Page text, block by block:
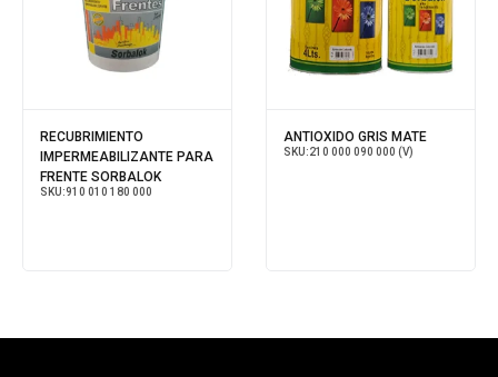
RECUBRIMIENTO
IMPERMEABILIZANTE PARA
FRENTE SORBALOK
SKU:910 010 180 000
ANTIOXIDO GRIS MATE
SKU:210 000 090 000 (V)